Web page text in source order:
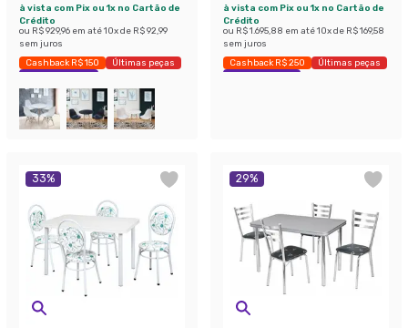
à vista com Pix ou 1x no Cartão de
Crédito
ou R$ 929,96 em até10x de R$ 92,99
sem juros
Cashback R$ 150
Últimas peças
Economize 50%
à vista com Pix ou 1x no Cartão de
Crédito
ou R$ 1.695,88 em até10x de R$ 169,58
sem juros
Cashback R$ 250
Últimas peças
Economize 39%
33% 29%